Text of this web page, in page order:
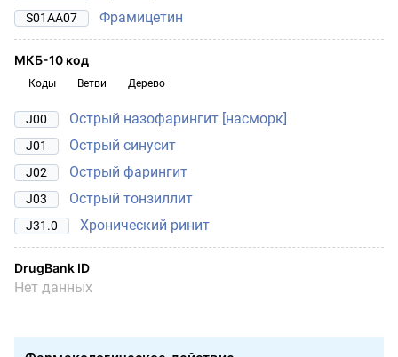
S01AA07 Фрамицетин
МКБ-10 код
Коды Ветви Дерево
J00 Острый назофарингит [насморк]
J01 Острый синусит
J02 Острый фарингит
J03 Острый тонзиллит
J31.0 Хронический ринит
DrugBank ID
Нет данных